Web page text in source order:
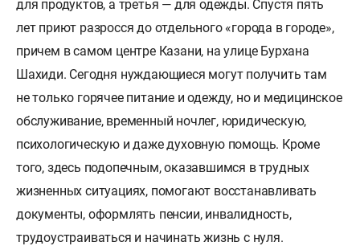
для продуктов, а третья — для одежды. Спустя пять
лет приют разросся до отдельного «города в городе»,
причем в самом центре Казани, на улице Бурхана
Шахиди. Сегодня нуждающиеся могут получить там
не только горячее питание и одежду, но и медицинское
обслуживание, временный ночлег, юридическую,
психологическую и даже духовную помощь. Кроме
того, здесь подопечным, оказавшимся в трудных
жизненных ситуациях, помогают восстанавливать
документы, оформлять пенсии, инвалидность,
трудоустраиваться и начинать жизнь с нуля.